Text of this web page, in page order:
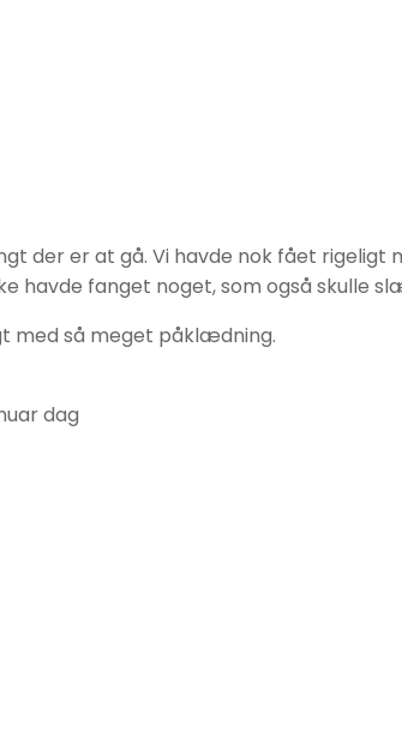
der er at gå. Vi havde nok fået
havde fanget noget, som også skulle
med så meget påklædning.
dag